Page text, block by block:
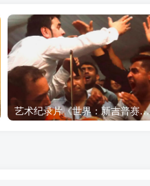
艺术纪录片《世界：新吉普赛之王 This World: The New Gypsy Kings》下载